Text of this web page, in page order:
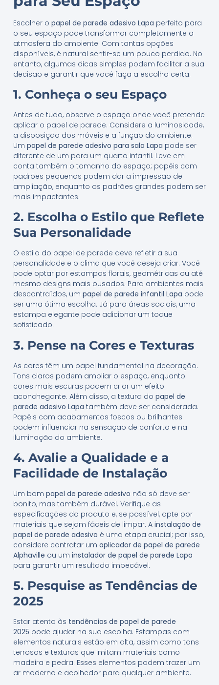
Escolher o papel de parede adesivo Lapa perfeito para
o seu espaço pode transformar completamente a
atmosfera do ambiente. Com tantas opções
disponíveis, é natural sentir-se um pouco perdido. No
entanto, algumas dicas simples podem facilitar a sua
decisão e garantir que você faça a escolha certa.
1. Conheça o seu Espaço
Antes de tudo, observe o espaço onde você pretende
aplicar o papel de parede. Considere a luminosidade,
a disposição dos móveis e a função do ambiente.
Um papel de parede adesivo para sala Lapa pode ser
diferente de um para um quarto infantil. Leve em
conta também o tamanho do espaço; papéis com
padrões pequenos podem dar a impressão de
ampliação, enquanto os padrões grandes podem ser
mais impactantes.
2. Escolha o Estilo que Reflete
Sua Personalidade
O estilo do papel de parede deve refletir a sua
personalidade e o clima que você deseja criar. Você
pode optar por estampas florais, geométricas ou até
mesmo designs mais ousados. Para ambientes mais
descontraídos, um papel de parede infantil Lapa pode
ser uma ótima escolha. Já para áreas sociais, uma
estampa elegante pode adicionar um toque
sofisticado.
3. Pense na Cores e Texturas
As cores têm um papel fundamental na decoração.
Tons claros podem ampliar o espaço, enquanto
cores mais escuras podem criar um efeito
aconchegante. Além disso, a textura do papel de
parede adesivo Lapa também deve ser considerada.
Papéis com acabamentos foscos ou brilhantes
podem influenciar na sensação de conforto e na
iluminação do ambiente.
4. Avalie a Qualidade e a
Facilidade de Instalação
Um bom papel de parede adesivo não só deve ser
bonito, mas também durável. Verifique as
especificações do produto e, se possível, opte por
materiais que sejam fáceis de limpar. A instalação de
papel de parede adesivo é uma etapa crucial; por isso,
considere contratar um aplicador de papel de parede
Alphaville ou um instalador de papel de parede Lapa
para garantir um resultado impecável.
5. Pesquise as Tendências de
2025
Estar atento às tendências de papel de parede
2025 pode ajudar na sua escolha. Estampas com
elementos naturais estão em alta, assim como tons
terrosos e texturas que imitam materiais como
madeira e pedra. Esses elementos podem trazer um
ar moderno e acolhedor para qualquer ambiente.